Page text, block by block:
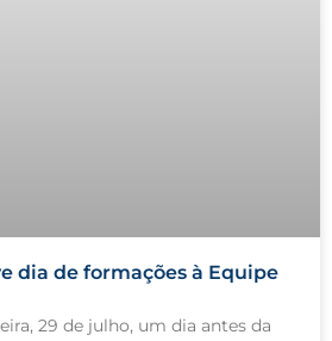
dia de formações à Equipe
29 de julho, um dia antes da